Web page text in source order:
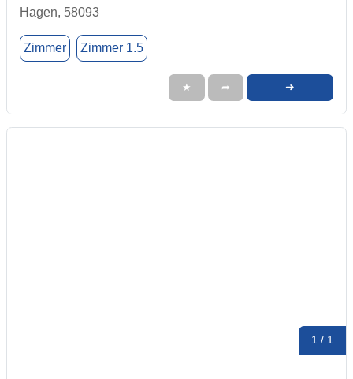
Hagen, 58093
Zimmer Zimmer 1.5
★ ➦ ➜
1 / 1